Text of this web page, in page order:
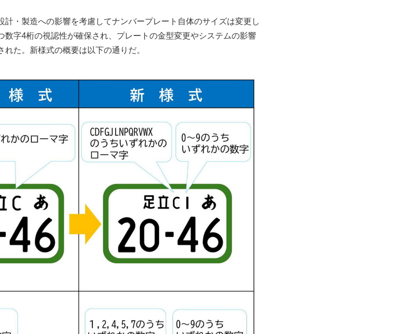
計・製造への影響を考慮してナンバープレート自体のサイズは変更し
数字4桁の視認性が確保され、プレートの金型変更やシステムの影響
た。新様式の概要は以下の通りだ。